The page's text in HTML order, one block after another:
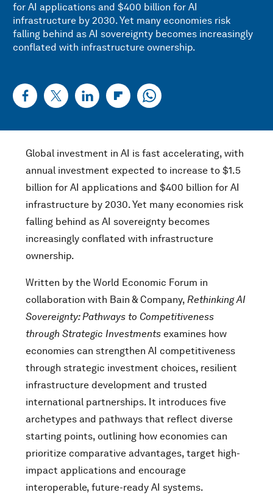
for AI applications and $400 billion for AI
infrastructure by 2030. Yet many economies risk
falling behind as AI sovereignty becomes increasingly
conflated with infrastructure ownership.
Global investment in AI is fast accelerating, with
annual investment expected to increase to $1.5
billion for AI applications and $400 billion for AI
infrastructure by 2030. Yet many economies risk
falling behind as AI sovereignty becomes
increasingly conflated with infrastructure
ownership.
Written by the World Economic Forum in
collaboration with Bain & Company, Rethinking AI
Sovereignty: Pathways to Competitiveness
through Strategic Investments examines how
economies can strengthen AI competitiveness
through strategic investment choices, resilient
infrastructure development and trusted
international partnerships. It introduces five
archetypes and pathways that reflect diverse
starting points, outlining how economies can
prioritize comparative advantages, target high-
impact applications and encourage
interoperable, future-ready AI systems.